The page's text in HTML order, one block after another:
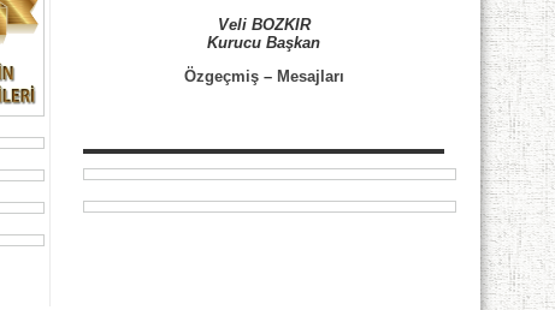
Veli BOZKIR
Kurucu Başkan
Özgeçmiş– Mesajları